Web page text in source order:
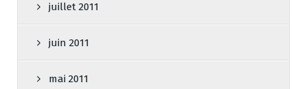
juillet 2011
juin 2011
mai 2011